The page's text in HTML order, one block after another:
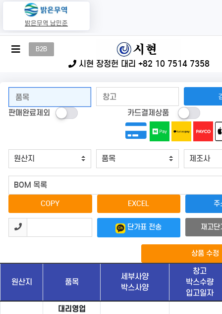
밝은무역 남민준
시현 장정헌 대리 +82 10 7514 7358
메 B2B
판매완료제외 카드결제상품
COPY EXCEL 주
단가표 전송 재고
상품 수정
원산지 품목
세부사양
박스사양
창고
박스수량
입고일자
대리영업